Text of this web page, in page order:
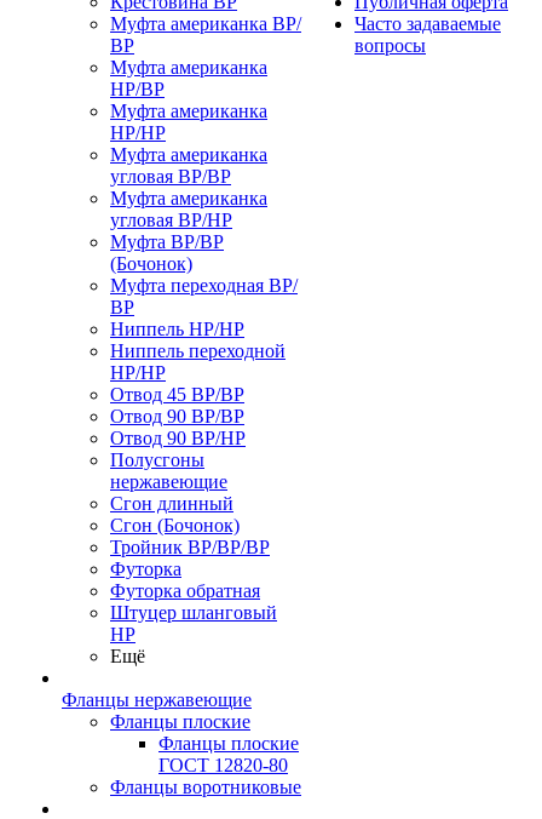
Муфта американка ВР/
ВР
Муфта американка
НР/ВР
Муфта американка
НР/НР
Муфта американка
угловая ВР/ВР
Муфта американка
угловая ВР/НР
Муфта ВР/ВР
(Бочонок)
Муфта переходная ВР/
ВР
Ниппель НР/НР
Ниппель переходной
НР/НР
Отвод 45 ВР/ВР
Отвод 90 ВР/ВР
Отвод 90 ВР/НР
Полусгоны
нержавеющие
Сгон длинный
Сгон (Бочонок)
Тройник ВР/ВР/ВР
Футорка
Футорка обратная
Штуцер шланговый
НР
Ещё
Фланцы нержавеющие
Фланцы плоские
Фланцы плоские
ГОСТ 12820-80
Фланцы воротниковые
Часто задаваемые
вопросы